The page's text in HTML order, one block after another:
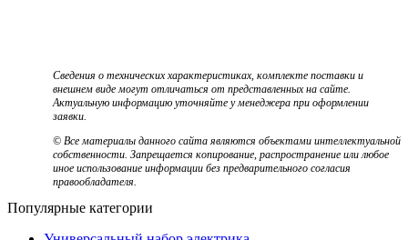
Сведения о технических характеристиках, комплекте поставки и
внешнем виде могут отличаться от представленных на сайте.
Актуальную информацию уточняйте у менеджера при оформлении
заявки.
© Все материалы данного сайта являются объектами интеллектуальной
собственности. Запрещается копирование, распространение или любое
иное использование информации без предварительного согласия
правообладателя.
Популярные категории